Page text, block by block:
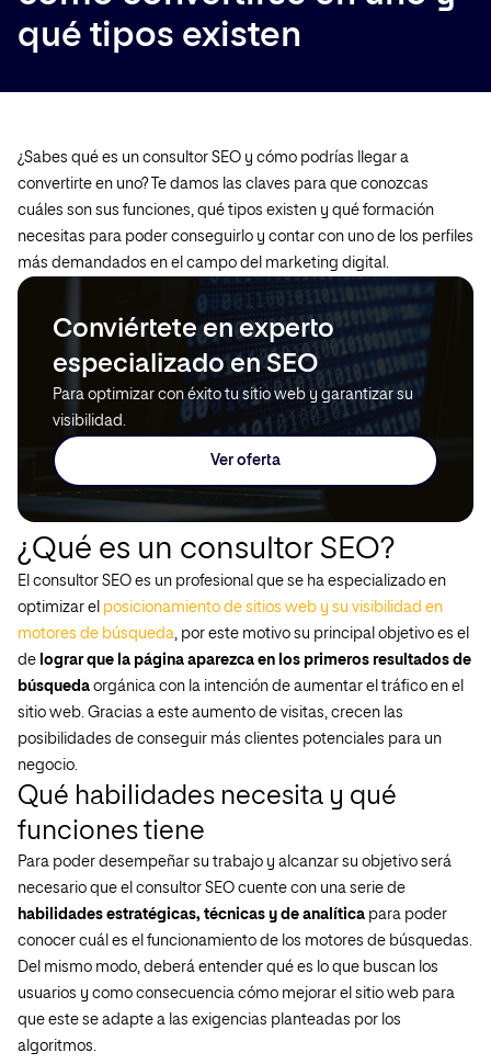
qué tipos existen
¿Sabes qué es un consultor SEO y cómo podrías llegar a
convertirte en uno? Te damos las claves para que conozcas
cuáles son sus funciones, qué tipos existen y qué formación
necesitas para poder conseguirlo y contar con uno de los perfiles
más demandados en el campo del marketing digital.
Conviértete en experto
especializado en SEO
Para optimizar con éxito tu sitio web y garantizar su
visibilidad.
Ver oferta
¿Qué es un consultor SEO?
El consultor SEO es un profesional que se ha especializado en
optimizar el posicionamiento de sitios web y su visibilidad en
motores de búsqueda, por este motivo su principal objetivo es el
de lograr que la página aparezca en los primeros resultados de
búsqueda orgánica con la intención de aumentar el tráfico en el
sitio web. Gracias a este aumento de visitas, crecen las
posibilidades de conseguir más clientes potenciales para un
negocio.
Qué habilidades necesita y qué
funciones tiene
Para poder desempeñar su trabajo y alcanzar su objetivo será
necesario que el consultor SEO cuente con una serie de
habilidades estratégicas, técnicas y de analítica para poder
conocer cuál es el funcionamiento de los motores de búsquedas.
Del mismo modo, deberá entender qué es lo que buscan los
usuarios y como consecuencia cómo mejorar el sitio web para
que este se adapte a las exigencias planteadas por los
algoritmos.